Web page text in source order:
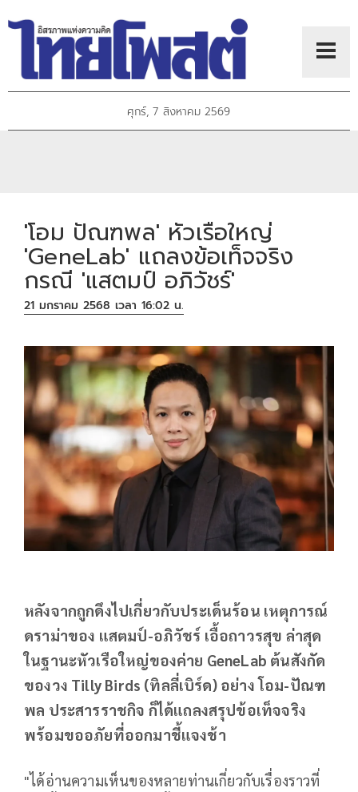
ศุกร์, 7 สิงหาคม 2569
'โอม ปัณฑพล' หัวเรือใหญ่
'GeneLab' แถลงข้อเท็จจริง
กรณี 'แสตมป์ อภิวัชร์'
21 มกราคม 2568 เวลา 16:02 น.
หลังจากถูกดึงไปเกี่ยวกับประเด็นร้อน เหตุการณ์
ดราม่าของ แสตมป์-อภิวัชร์ เอื้อถาวรสุข ล่าสุด
ในฐานะหัวเรือใหญ่ของค่าย GeneLab ต้นสังกัด
ของวง Tilly Birds (ทิลลี่เบิร์ด) อย่าง โอม-ปัณฑ
พล ประสารราชกิจ ก็ได้แถลงสรุปข้อเท็จจริง
พร้อมขออภัยที่ออกมาชี้แจงช้า
"ได้อ่านความเห็นของหลายท่านเกี่ยวกับเรื่องราวที่